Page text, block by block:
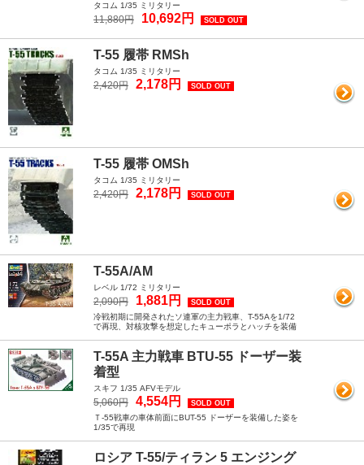
タコム 1/35 ミリタリー
11,880円 10,692円 SOLD OUT
T-55 履帯 RMSh
タコム 1/35 ミリタリー
2,420円 2,178円 SOLD OUT
T-55 履帯 OMSh
タコム 1/35 ミリタリー
2,420円 2,178円 SOLD OUT
T-55A/AM
レベル 1/72 ミリタリー
2,090円 1,881円 SOLD OUT
冷戦初期に開発されたソ連軍の主力戦車、T-55Aを1/72
で再現、対核攻撃を想定したキューポラとハッチを装備
T-55A 主力戦車 BTU-55 ドーザー装
着型
スキフ 1/35 AFVモデル
5,060円 4,554円 SOLD OUT
Ｔ-55戦車の車体前面にBUT-55 ドーザーを装備した姿を
1/35で再現
ロシア T-55/ティラン 5 エンジング